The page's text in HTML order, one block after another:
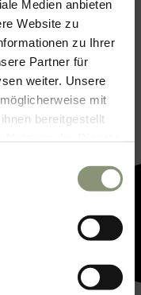
Medien anbieten
Website zu
zu Ihrer
Partner für
weiter. Unsere
mit
bereitgestellt